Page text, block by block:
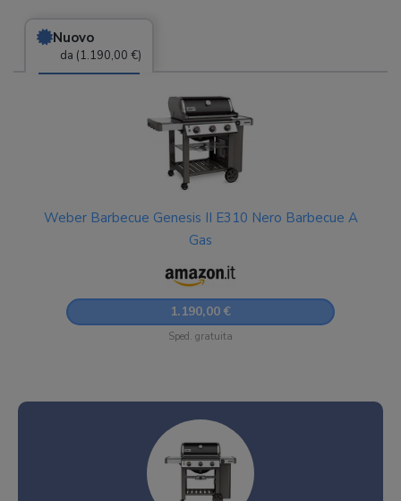
Nuovo
da (1.190,00 €)
Weber Barbecue Genesis II E310 Nero Barbecue A
Gas
1.190,00 €
Sped. gratuita